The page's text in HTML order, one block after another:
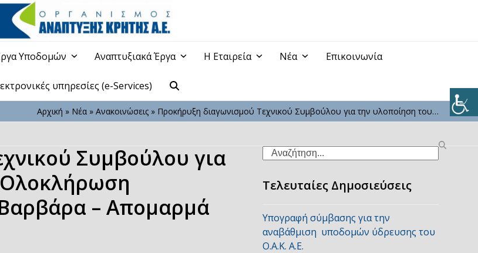
Υποδομών Αναπτυξιακά Έργα Η Εταιρεία Νέα Επικοινωνία
υπηρεσίες (e-Services)
Αρχική » Νέα» Ανακοινώσεις» Προκήρυξη διαγωνισμού Τεχνικού Συμβούλου για την υλοποίηση του…
Συμβούλου για
– Απομαρμά
Search
Τελευταίες Δημοσιεύσεις
Υπογραφή σύμβασης για την
αναβάθμιση υποδομών ύδρευσης του
Ο.Α.Κ. Α.Ε.